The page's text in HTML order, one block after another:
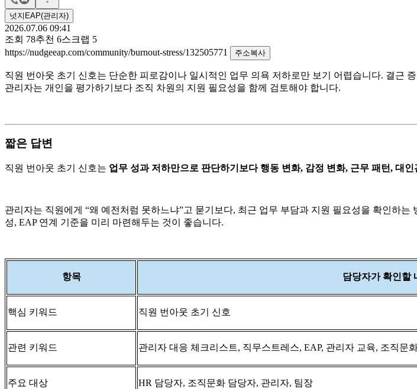
넛지EAP(관리자)
2026.07.06 09:41
조회 78추천 6스크랩 5
https://nudgeeap.com/community/burnout-stress/132505771
주소복사
직원 번아웃 초기 신호는 단순한 피로감이나 일시적인 업무 의욕 저하로만 보기 어렵습니다. 결근
관리자는 개인을 평가하기보다 조직 차원의 지원 필요성을 함께 검토해야 합니다.
짧은 답변
직원 번아웃 초기 신호는 업무 성과 저하만으로 판단하기보다 행동 변화, 감정 변화, 근무 패턴, 대인
관리자는 직원에게 “왜 예전처럼 못하느냐”고 묻기보다, 최근 업무 부담과 지원 필요성을 확인하
성, EAP 연계 기준을 미리 마련해두는 것이 좋습니다.
항목 담당자가 확인할
핵심 키워드 직원 번아웃 초기 신호
관련 키워드 관리자 대응 체크리스트, 직무스트레스, EAP, 관리자 교육, 조직문
주요 대상 HR 담당자, 조직문화 담당자, 관리자, 팀장